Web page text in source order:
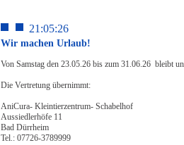
21:05:26
Wir machen Urlaub!
Von Samstag den 23.05.26 bis zum 31.06.26 bleibt
Die Vertretung übernimmt:
AniCura- Kleintierzentrum- Schabelhof
Aussiedlerhöfe 11
Bad Dürrheim
Tel.: 07726-3789999